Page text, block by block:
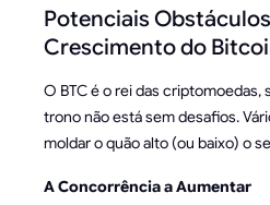
Potenciais
Crescimento do
O BTC é o rei das
trono não está sem desafios.
moldar o quão alto (ou baixo) o
A Concorrência a Aumentar